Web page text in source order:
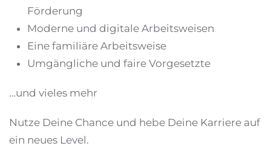
Förderung
Moderne und digitale Arbeitsweisen
Eine familiäre Arbeitsweise
Umgängliche und faire Vorgesetzte
…und vieles mehr
Nutze Deine Chance und hebe Deine Karriere auf
ein neues Level.